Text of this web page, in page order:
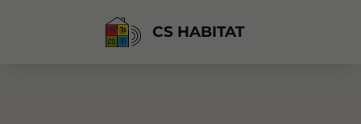
CS HABITAT